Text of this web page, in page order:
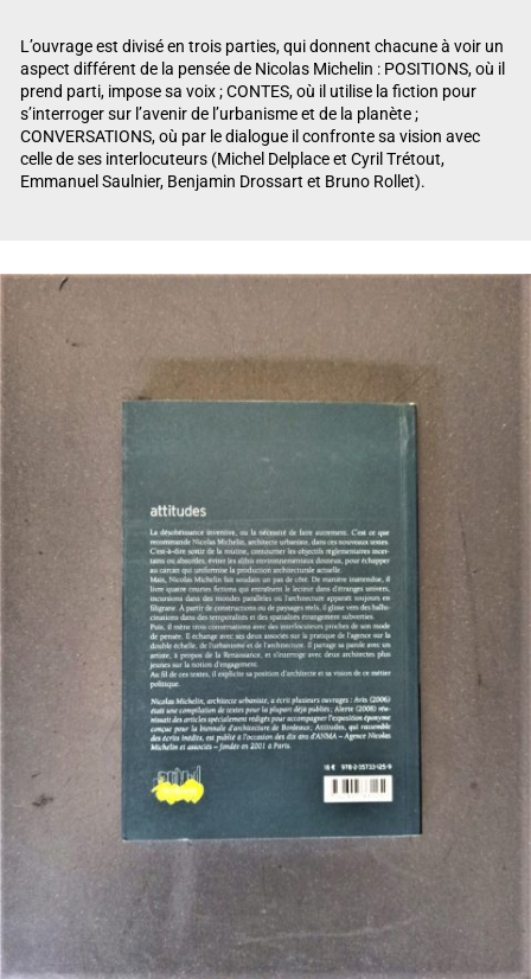
L’ouvrage est divisé en trois parties, qui donnent chacune à voir un
aspect différent de la pensée de Nicolas Michelin : POSITIONS, où il
prend parti, impose sa voix ; CONTES, où il utilise la fiction pour
s’interroger sur l’avenir de l’urbanisme et de la planète ;
CONVERSATIONS, où par le dialogue il confronte sa vision avec
celle de ses interlocuteurs (Michel Delplace et Cyril Trétout,
Emmanuel Saulnier, Benjamin Drossart et Bruno Rollet).